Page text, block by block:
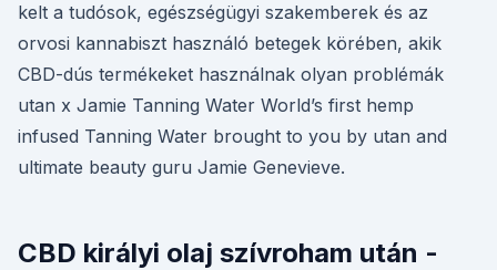
kelt a tudósok, egészségügyi szakemberek és az
orvosi kannabiszt használó betegek körében, akik
CBD-dús termékeket használnak olyan problémák
utan x Jamie Tanning Water World’s first hemp
infused Tanning Water brought to you by utan and
ultimate beauty guru Jamie Genevieve.
CBD királyi olaj szívroham után -